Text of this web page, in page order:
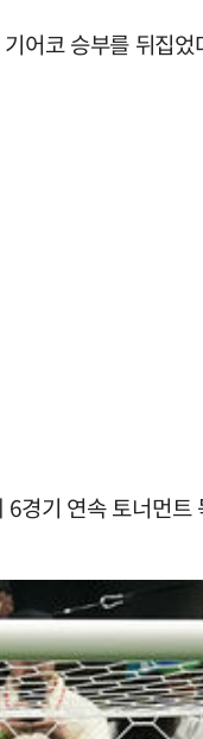
어코 승부를 뒤집었
경기 연속 토너먼트